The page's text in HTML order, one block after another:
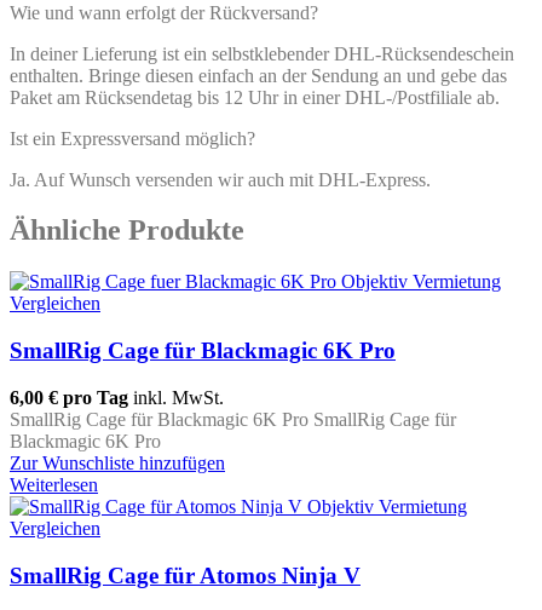
Wie und wann erfolgt der Rückversand?
In deiner Lieferung ist ein selbstklebender DHL-Rücksendeschein
enthalten. Bringe diesen einfach an der Sendung an und gebe das
Paket am Rücksendetag bis 12 Uhr in einer DHL-/Postfiliale ab.
Ist ein Expressversand möglich?
Ja. Auf Wunsch versenden wir auch mit DHL-Express.
Ähnliche Produkte
Vergleichen
SmallRig Cage für Blackmagic 6K Pro
6,00 € pro Tag inkl. MwSt.
SmallRig Cage für Blackmagic 6K Pro SmallRig Cage für
Blackmagic 6K Pro
Zur Wunschliste hinzufügen
Weiterlesen
Vergleichen
SmallRig Cage für Atomos Ninja V